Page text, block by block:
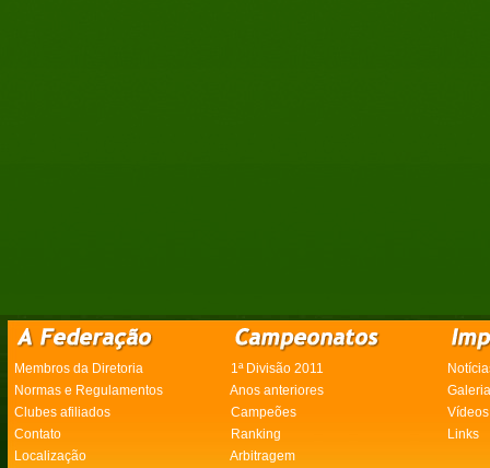
Membros da Diretoria 1ª Divisão 2011
Normas e Regulamentos
Anos anteriores
Clubes afiliados
Campeões
Vídeos
Contato
Ranking
Links
Localização
Arbitragem